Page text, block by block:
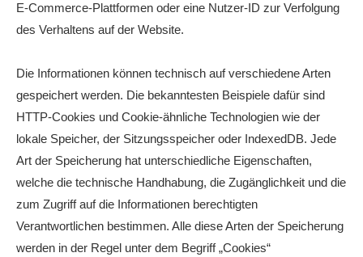
E-Commerce-Plattformen oder eine Nutzer-ID zur Verfolgung
des Verhaltens auf der Website.
Die Informationen können technisch auf verschiedene Arten
gespeichert werden. Die bekanntesten Beispiele dafür sind
HTTP-Cookies und Cookie-ähnliche Technologien wie der
lokale Speicher, der Sitzungsspeicher oder IndexedDB. Jede
Art der Speicherung hat unterschiedliche Eigenschaften,
welche die technische Handhabung, die Zugänglichkeit und die
zum Zugriff auf die Informationen berechtigten
Verantwortlichen bestimmen. Alle diese Arten der Speicherung
werden in der Regel unter dem Begriff „Cookies“